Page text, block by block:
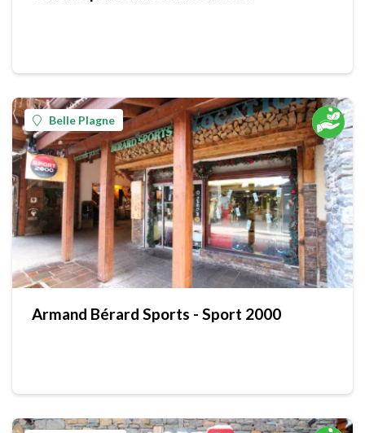
Belle Plagne
Armand Bérard Sports - Sport 2000